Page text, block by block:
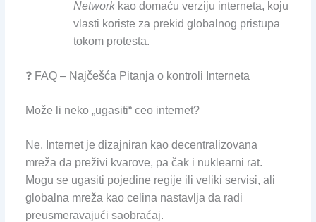
Networkkao domaću verziju interneta, koju
vlasti koriste za prekid globalnog pristupa
tokom protesta.
❓ FAQ – Najčešća Pitanja o kontroli Interneta
Može li neko „ugasiti“ ceo internet?
Ne. Internet je dizajniran kao decentralizovana
mreža da preživi kvarove, pa čak i nuklearni rat.
Mogu se ugasiti pojedine regije ili veliki servisi, ali
globalna mreža kao celina nastavlja da radi
preusmeravajući saobraćaj.